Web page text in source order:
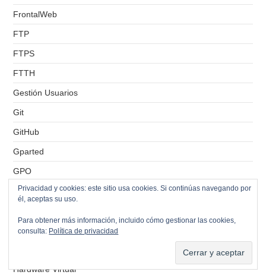
FrontalWeb
FTP
FTPS
FTTH
Gestión Usuarios
Git
GitHub
Gparted
GPO
Grafana
HA
Hardware Virtual
Privacidad y cookies: este sitio usa cookies. Si continúas navegando por
él, aceptas su uso.
Para obtener más información, incluido cómo gestionar las cookies,
consulta: Política de privacidad